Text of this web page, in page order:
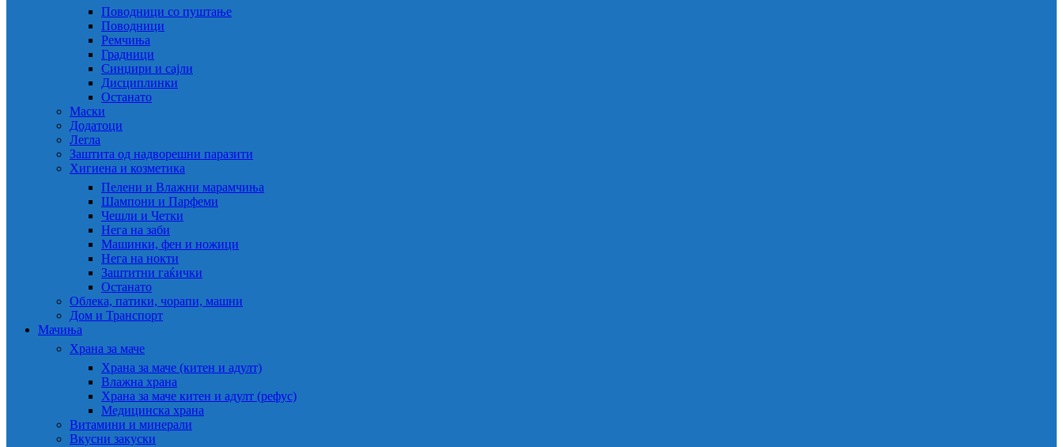
Поводници со пуштање
Поводници
Ремчиња
Градници
Синџири и сајли
Дисциплинки
Останато
Маски
Додатоци
Легла
Заштита од надворешни паразити
Хигиена и козметика
Пелени и Влажни марамчиња
Шампони и Парфеми
Чешли и Четки
Нега на заби
Машинки, фен и ножици
Нега на нокти
Заштитни гаќички
Останато
Облека, патики, чорапи, машни
Дом и Транспорт
Мачиња
Храна за маче
Храна за маче (китен и адулт)
Влажна храна
Храна за маче китен и адулт (рефус)
Медицинска храна
Витамини и минерали
Вкусни закуски